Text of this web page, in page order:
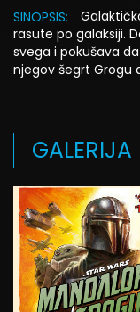
SINOPSIS:
rasute po galaksiji.
svega i pokušava
njegov šegrt Grogu
GALERIJA